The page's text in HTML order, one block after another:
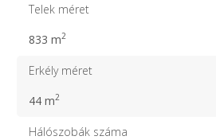
Telek méret
833 m2
Erkély méret
44 m2
Hálószobák száma